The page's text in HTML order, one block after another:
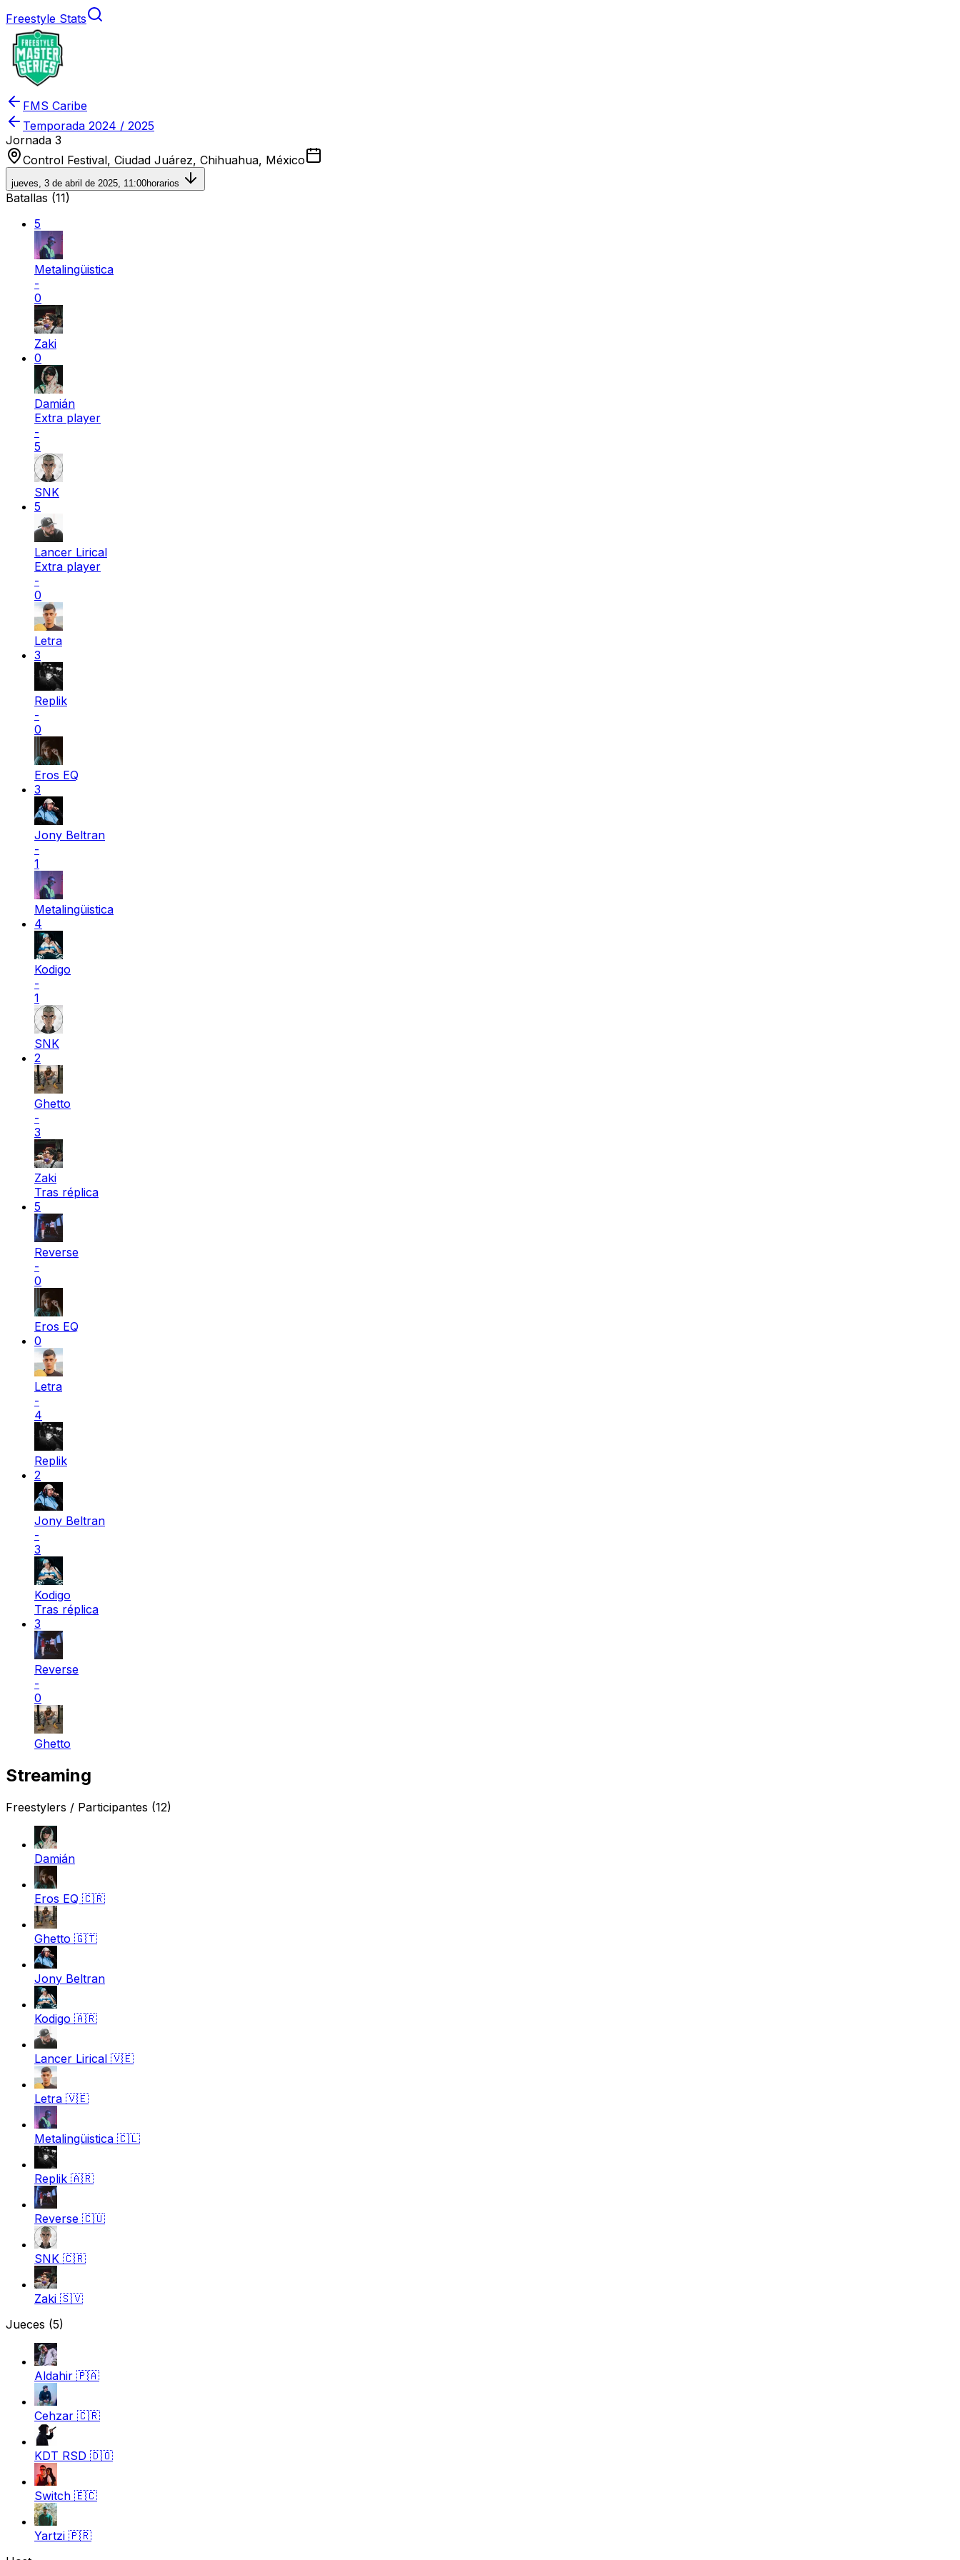
Freestyle Stats
FMS Caribe
Temporada 2024 / 2025
Jornada 3
Control Festival, Ciudad Juárez, Chihuahua, México
jueves, 3 de abril de 2025, 11:00horarios
Batallas (11)
5
Metalingüistica
-
0
Zaki
0
Damián
Extra player
-
5
SNK
5
Lancer Lirical
Extra player
-
0
Letra
3
Replik
-
0
Eros EQ
3
Jony Beltran
-
1
Metalingüistica
4
Kodigo
-
1
SNK
2
Ghetto
-
3
Zaki
Tras réplica
5
Reverse
-
0
Eros EQ
0
Letra
-
4
Replik
2
Jony Beltran
-
3
Kodigo
Tras réplica
3
Reverse
-
0
Ghetto
Streaming
Freestylers / Participantes (12)
Damián
Eros EQ 🇨🇷
Ghetto 🇬🇹
Jony Beltran
Kodigo 🇦🇷
Lancer Lirical 🇻🇪
Letra 🇻🇪
Metalingüistica 🇨🇱
Replik 🇦🇷
Reverse 🇨🇺
SNK 🇨🇷
Zaki 🇸🇻
Jueces (5)
Aldahir 🇵🇦
Cehzar 🇨🇷
KDT RSD 🇩🇴
Switch 🇪🇨
Yartzi 🇵🇷